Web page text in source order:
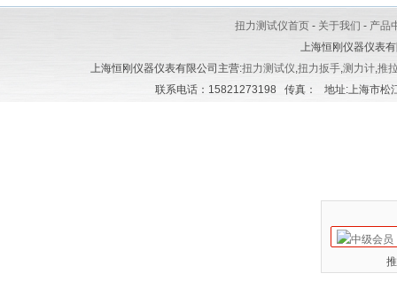
扭力测试仪首页 - 关于我们 - 产品
上海恒刚仪器仪表
上海恒刚仪器仪表有限公司主营:扭力测试仪,扭力扳手,测力计,推
联系电话：15821273198 传真： 地址:上海市